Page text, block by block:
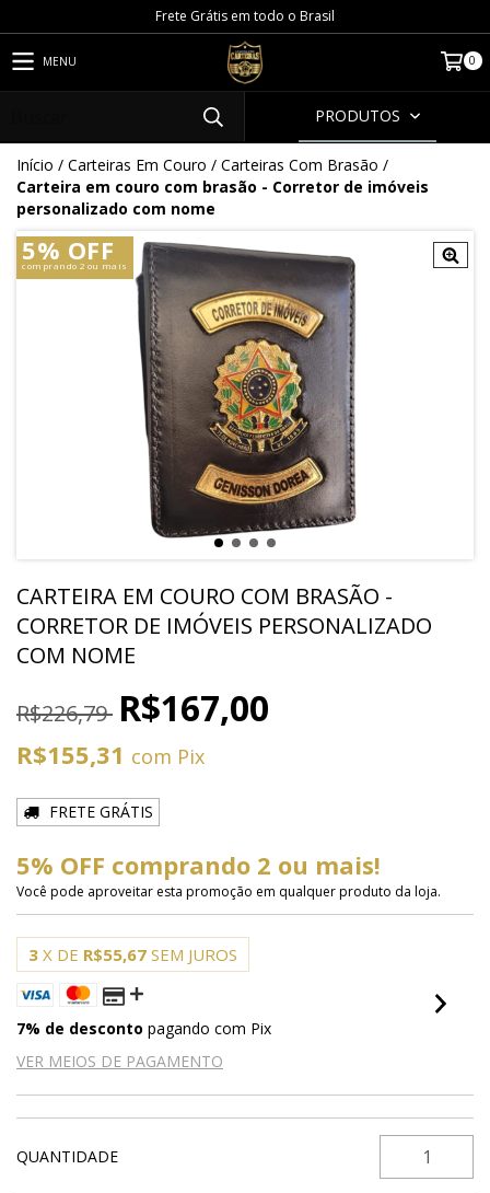
Frete Grátis em todo o Brasil
MENU 0
PRODUTOS
Início / Carteiras Em Couro / Carteiras Com Brasão /
Carteira em couro com brasão - Corretor de imóveis
personalizado com nome
5% OFF
comprando 2 ou mais
CARTEIRA EM COURO COM BRASÃO -
CORRETOR DE IMÓVEIS PERSONALIZADO
COM NOME
R$226,79 R$167,00
R$155,31 com Pix
FRETE GRÁTIS
5% OFF comprando 2 ou mais!
Você pode aproveitar esta promoção em qualquer produto da loja.
3 X DE R$55,67 SEM JUROS
7% de desconto pagando com Pix
VER MEIOS DE PAGAMENTO
QUANTIDADE